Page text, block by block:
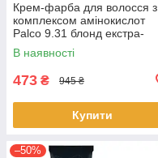
Крем-фарба для волосся з
комплексом амінокислот
Palco 9.31 блонд екстра-
світлий золотистий
попелястий 100мл
В наявності
473 ₴ 945 ₴
Купити
–50%